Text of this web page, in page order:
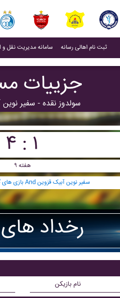
سامانه مدیریت نقل و (current)
ثبت نام اهالی رسانه
جزییات
سولدوز نقده - سفير
۴ : ۱
هفته ۹
بازی های گذشته سولدوز نقده And سفير نوين آبيک قزوين
رخداد
نام بازیکن